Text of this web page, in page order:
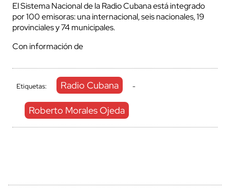
El Sistema Nacional de la Radio Cubana está integrado
por 100 emisoras: una internacional, seis nacionales, 19
provinciales y 74 municipales.
Con información de
Etiquetas: Radio Cubana -
Roberto Morales Ojeda